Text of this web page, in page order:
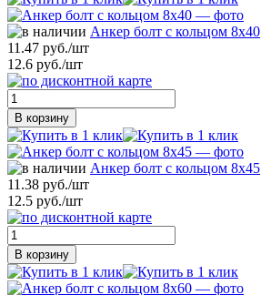
Анкер болт с кольцом 8х40
11.47 руб./шт
12.6 руб./шт
В корзину
Анкер болт с кольцом 8х45
11.38 руб./шт
12.5 руб./шт
В корзину